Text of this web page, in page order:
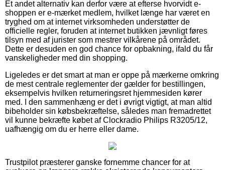
Et andet alternativ kan derfor være at efterse hvorvidt e-
shoppen er e-mærket medlem, hvilket længe har været en
tryghed om at internet virksomheden understøtter de
officielle regler, foruden at internet butikken jævnligt føres
tilsyn med af jurister som mestrer vilkårene på området.
Dette er desuden en god chance for opbakning, ifald du får
vanskeligheder med din shopping.
Ligeledes er det smart at man er oppe på mærkerne omkring
de mest centrale reglementer der gælder for bestillingen,
eksempelvis hvilken returneringsret hjemmesiden kører
med. I den sammenhæng er det i øvrigt vigtigt, at man altid
bibeholder sin købsbekræftelse, således man fremadrettet
vil kunne bekræfte købet af Clockradio Philips R3205/12,
uafhængig om du er herre eller dame.
Trustpilot præsterer ganske fornemme chancer for at